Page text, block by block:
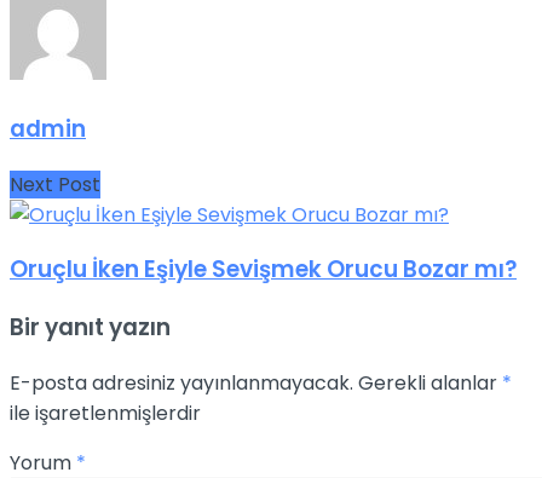
admin
Next Post
Oruçlu İken Eşiyle Sevişmek Orucu Bozar mı?
Bir yanıt yazın
E-posta adresiniz yayınlanmayacak. Gerekli alanlar *
ile işaretlenmişlerdir
Yorum *